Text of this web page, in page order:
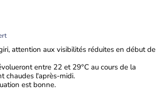
attention aux visibilités réduites en début de
entre 22 et 29°C au cours de la
chaudes l'après-midi.
est bonne.